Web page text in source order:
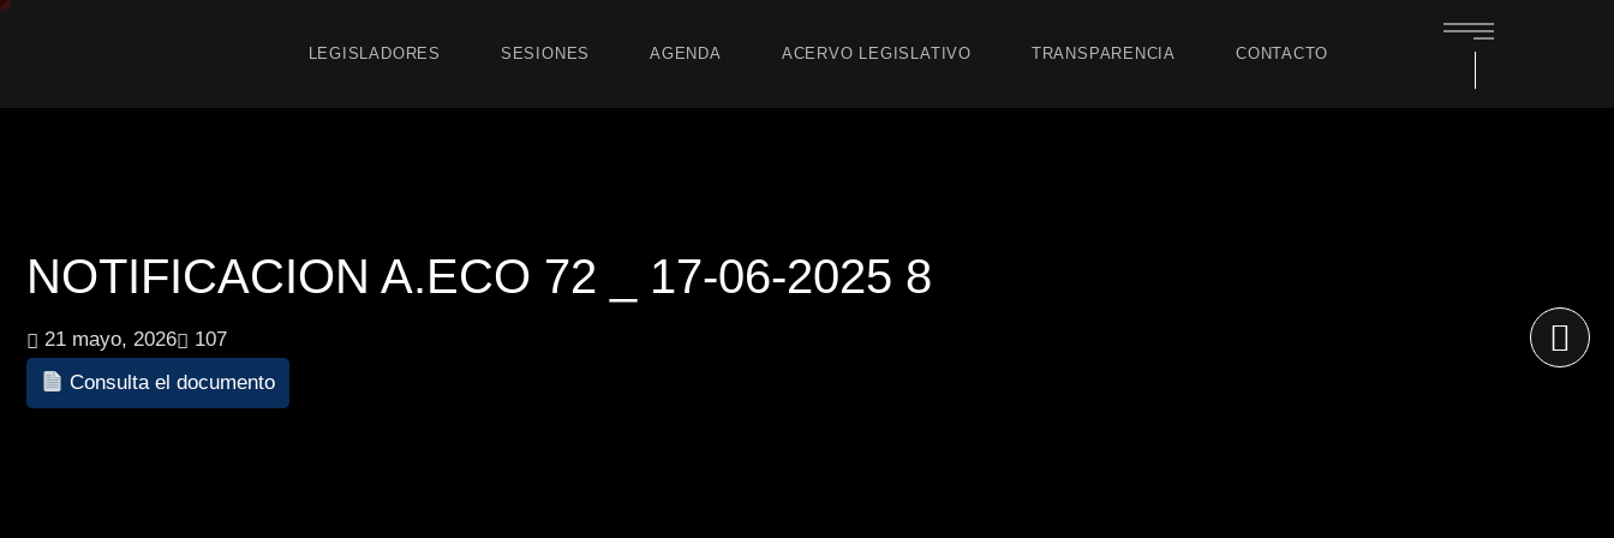
LEGISLADORES SESIONES AGENDA ACERVO LEGISLATIVO TRANSPARENCIA CONTACTO
NOTIFICACION A.ECO 72 _ 17-06-2025 8
21 mayo, 2026
107
Consulta el documento